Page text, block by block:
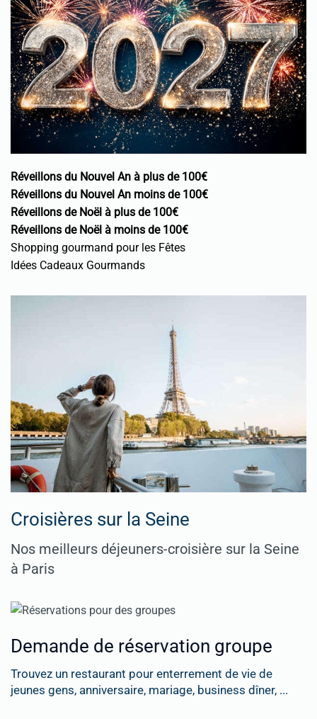
Réveillons du Nouvel An à plus de 100€
Réveillons du Nouvel An moins de 100€
Réveillons de Noël à plus de 100€
Réveillons de Noël à moins de 100€
Shopping gourmand pour les Fêtes
Idées Cadeaux Gourmands
Croisières sur la Seine
Nos meilleurs déjeuners-croisière sur la Seine
à Paris
Demande de réservation groupe
Trouvez un restaurant pour enterrement de vie de
jeunes gens, anniversaire, mariage, business dîner, ...